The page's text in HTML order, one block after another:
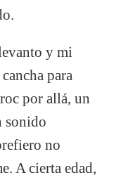
y mi
para
por allá, un
sonido
no
A cierta edad,